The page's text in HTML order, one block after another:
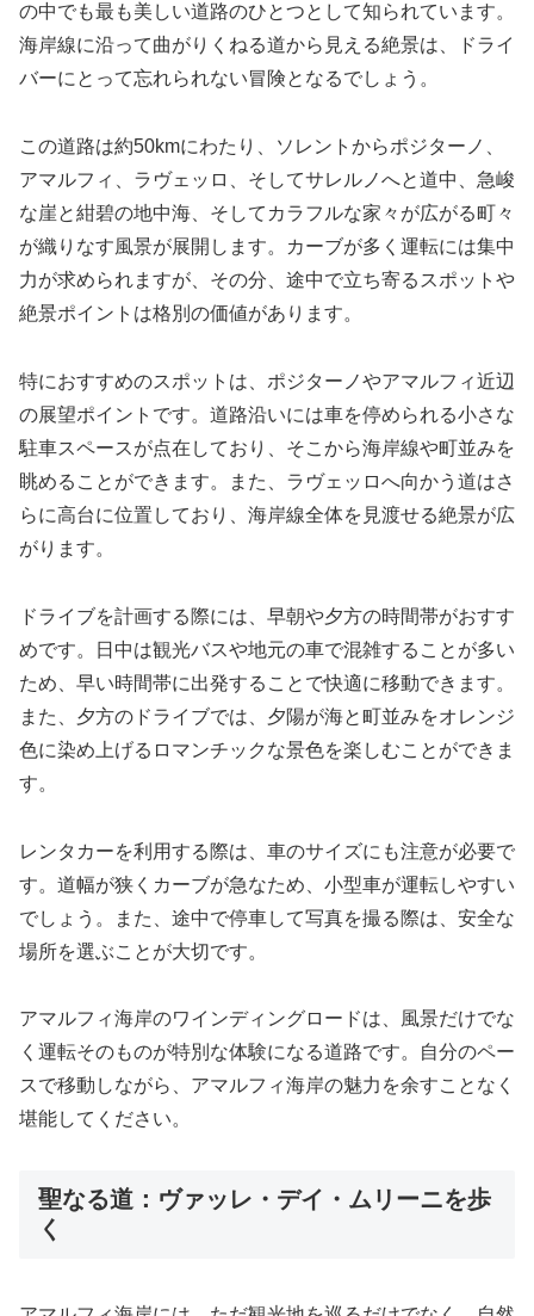
の中でも最も美しい道路のひとつとして知られています。
海岸線に沿って曲がりくねる道から見える絶景は、ドライ
バーにとって忘れられない冒険となるでしょう。
この道路は約50kmにわたり、ソレントからポジターノ、
アマルフィ、ラヴェッロ、そしてサレルノへと道中、急峻
な崖と紺碧の地中海、そしてカラフルな家々が広がる町々
が織りなす風景が展開します。カーブが多く運転には集中
力が求められますが、その分、途中で立ち寄るスポットや
絶景ポイントは格別の価値があります。
特におすすめのスポットは、ポジターノやアマルフィ近辺
の展望ポイントです。道路沿いには車を停められる小さな
駐車スペースが点在しており、そこから海岸線や町並みを
眺めることができます。また、ラヴェッロへ向かう道はさ
らに高台に位置しており、海岸線全体を見渡せる絶景が広
がります。
ドライブを計画する際には、早朝や夕方の時間帯がおすす
めです。日中は観光バスや地元の車で混雑することが多い
ため、早い時間帯に出発することで快適に移動できます。
また、夕方のドライブでは、夕陽が海と町並みをオレンジ
色に染め上げるロマンチックな景色を楽しむことができま
す。
レンタカーを利用する際は、車のサイズにも注意が必要で
す。道幅が狭くカーブが急なため、小型車が運転しやすい
でしょう。また、途中で停車して写真を撮る際は、安全な
場所を選ぶことが大切です。
アマルフィ海岸のワインディングロードは、風景だけでな
く運転そのものが特別な体験になる道路です。自分のペー
スで移動しながら、アマルフィ海岸の魅力を余すことなく
堪能してください。
聖なる道：ヴァッレ・デイ・ムリーニを歩
く